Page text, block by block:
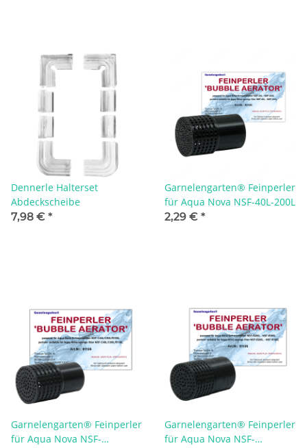
Dennerle Halterset
Abdeckscheibe
7,98 € *
Garnelengarten® Feinperler
für Aqua Nova NSF-40L-200L
2,29 € *
Garnelengarten® Feinperler
für Aqua Nova NSF-
Garnelengarten® Feinperler
für Aqua Nova NSF-